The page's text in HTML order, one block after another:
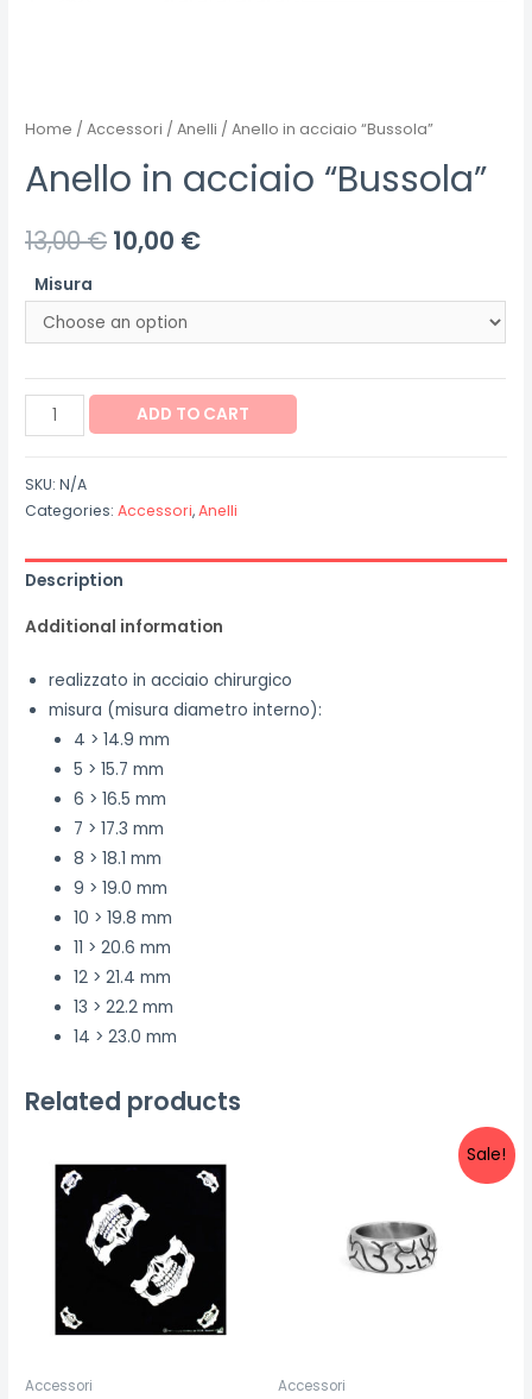
Home /Accessori /Anelli / Anello in acciaio “Bussola”
Anello in acciaio “Bussola”
13,00€ 10,00 €
Misura
Anello
in
"Bussola"
ADD TO CART
SKU:N/A
Categories:Accessori,Anelli
Description
Additional information
realizzato in acciaio chirurgico
misura (misura diametro interno):
4 > 14.9 mm
5 > 15.7 mm
6 > 16.5 mm
7 > 17.3 mm
8 > 18.1 mm
9 > 19.0 mm
10 > 19.8 mm
11 > 20.6 mm
12 > 21.4 mm
13 > 22.2 mm
14 > 23.0 mm
Related products
Accessori
Sale!
Accessori